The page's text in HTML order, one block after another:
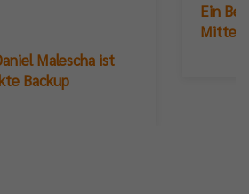
Malescha ist
Backup
Ein